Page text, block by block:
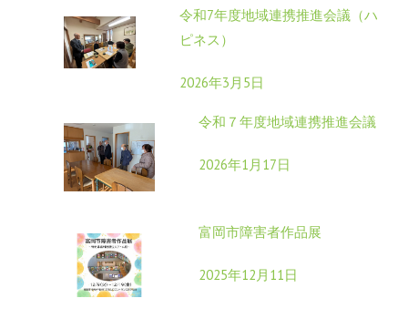
令和7年度地域連携推進会議（ハ
ピネス）
2026年3月5日
令和７年度地域連携推進会議
2026年1月17日
富岡市障害者作品展
2025年12月11日